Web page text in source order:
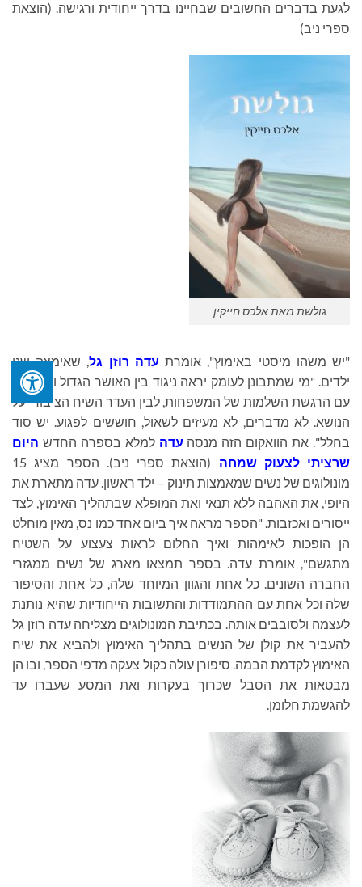
לגעת בדברים החשובים שבחיינו בדרך ייחודית ורגישה. (הוצאת
ספרי ניב)
גולשת מאת אלכס חייקין
"יש משהו מיסטי באימוץ", אומרת עדה רוזן גל, שאימצה שני
ילדים. "מי שמתבונן לעומק יראה ניגוד בין האושר הגדול והסיפוק,
עם הרגשת השלמות של המשפחות, לבין העדר השיח הציבורי על
הנושא. לא מדברים, לא מעיזים לשאול, חוששים לפגוע. יש סוד
בחלל". את הוואקום הזה מנסה עדהלמלא בספרה החדש היום
שרציתי לצעוק שמחה
(הוצאת ספרי ניב). הספר מציג 15
מונולוגים של נשים שמאמצות תינוק – ילד ראשון. עדה מתארת את
היופי, את האהבה ללא תנאי ואת המופלא שבתהליך האימוץ, לצד
ייסורים ואכזבות. "הספר מראה איך ביום אחד כמו נס, מאין מוחלט
הן הופכות לאימהות ואיך החלום לראות צעצוע על השטיח
מתגשם", אומרת עדה. בספר תמצאו מארג של נשים ממגזרי
החברה השונים. כל אחת והגוון המיוחד שלה, כל אחת והסיפור
שלה וכל אחת עם ההתמודדות והתשובות הייחודיות שהיא נותנת
לעצמה ולסובבים אותה. בכתיבת המונולוגים מצליחה עדה רוזן גל
להעביר את קולן של הנשים בתהליך האימוץ ולהביא את שיח
האימוץ לקדמת הבמה. סיפורן עולה כקול צעקה מדפי הספר, ובו הן
מבטאות את הסבל שכרוך בעקרות ואת המסע שעברו עד
להגשמת חלומן.